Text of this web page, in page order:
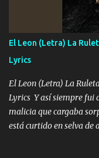
ahí está el Hombre
cualquier problema no
FALTA UN HERMANO
HOMBRE VALIENTE
VIO POR LA FAMILIA
los HERMANOS un
El Leon (Letra) La
Lyrics
El Leon (Letra) La
Lyrics Y así siempre fui
malicia que cargaba
está curtido en selva de